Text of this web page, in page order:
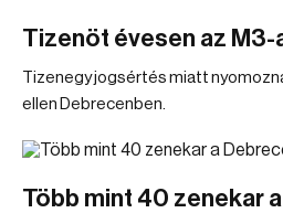
Tizenöt évesen az M3-
Tizenegy jogsértés miatt
ellen Debrecenben.
Több mint 40 zenekar